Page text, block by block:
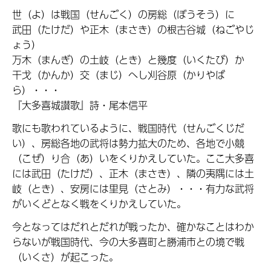
世（よ）は戦国（せんごく）の房総（ぼうそう）に
武田（たけだ）や正木（まさき）の根古谷城（ねごやじ
ょう）
万木（まんぎ）の土岐（とき）と幾度（いくたび）か
干戈（かんか）交（まじ）へし刈谷原（かりやば
ら）・・・
『大多喜城讃歌』詩・尾本信平
歌にも歌われているように、戦国時代（せんごくじだ
い）、房総各地の武将は勢力拡大のため、各地で小競
（こぜ）り合（あ）いをくりかえしていた。ここ大多喜
には武田（たけだ）、正木（まさき）、隣の夷隅には土
岐（とき）、安房には里見（さとみ）・・・有力な武将
がいくどとなく戦をくりかえしていた。
今となってはだれとだれが戦ったか、確かなことはわか
らないが戦国時代、今の大多喜町と勝浦市との境で戦
（いくさ）が起こった。